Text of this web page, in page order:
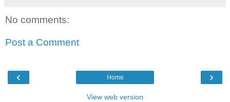
No comments:
Post a Comment
‹ ›
Home
View web version